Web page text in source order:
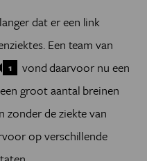
dat er een link
Een team van
1
vond daarvoor nu een
groot aantal breinen
zonder de ziekte van
op verschillende